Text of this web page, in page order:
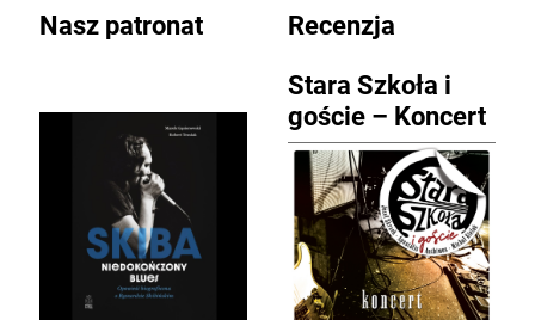
Nasz patronat Recenzja
Stara Szkoła i
goście – Koncert